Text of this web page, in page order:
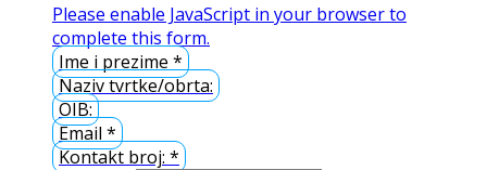
Please enable JavaScript in your browser to
complete this form.
Ime i prezime *
Naziv tvrtke/obrta:
OIB:
Email *
Kontakt broj: *